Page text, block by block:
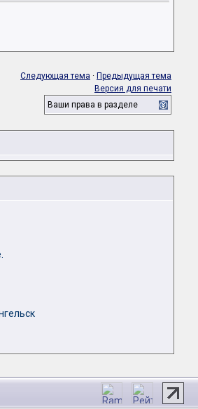
Следующая тема · Предыдущая тема
Версия для печати
Ваши права в разделе